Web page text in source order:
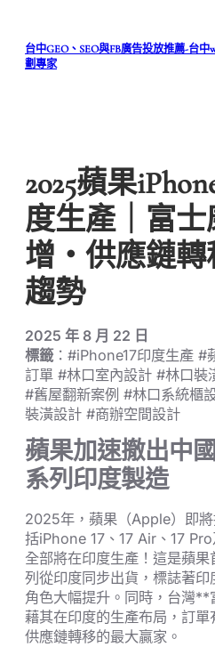
台中GEO、SEO與FB廣告投放推薦-台中
劃專家
2025蘋果
度生產｜富
增・供應鏈
趨勢
2025 年 8 月 22 日
標籤：#iPhone17印度生產 #
訂單 #林口室內設計 #林口裝
#舊屋翻新案例 #林口系統櫃
裝潢設計 #商辦空間設計
蘋果加速撤出中
系列印度製造
2025年，蘋果（Apple）即
括iPhone 17、17 Air、17
全部將在印度生產！這是蘋
列從印度同步出貨，標誌著
角色大幅提升。同時，台灣
藉其在印度的生產布局，訂
供應鏈轉移的最大贏家。